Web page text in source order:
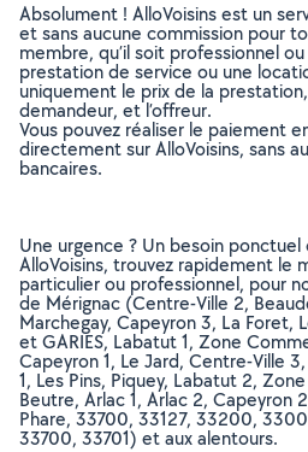
Absolument ! AlloVoisins est un
et sans aucune commission pour
membre, qu’il soit professionnel
prestation de service ou une
uniquement le prix de la
demandeur, et l’offreur.
Vous pouvez réaliser le paiement
directement sur AlloVoisins, sans
bancaires.
Une urgence ? Un besoin ponctuel
AlloVoisins, trouvez rapidement le
particulier ou professionnel, pour
de Mérignac (Centre-Ville 2,
Marchegay, Capeyron 3, La Foret,
et GARIES, Labatut 1, Zone
Capeyron 1, Le Jard, Centre-Ville
1, Les Pins, Piquey, Labatut 2,
Beutre, Arlac 1, Arlac 2, Capeyron
Phare, 33700, 33127, 33200,
33700, 33701) et aux alentours.